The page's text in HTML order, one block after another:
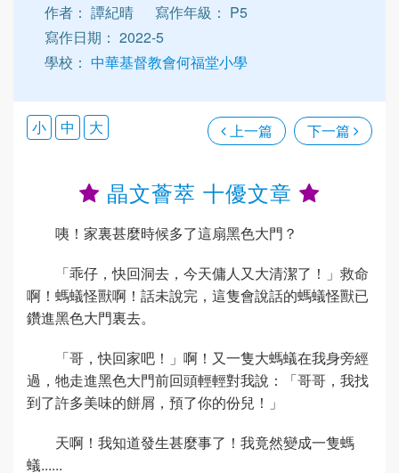
作者： 譚紀晴
寫作年級： P5
寫作日期： 2022-5
學校： 中華基督教會何福堂小學
上一篇 下一篇
小 中 大
晶文薈萃 十優文章
咦！家裏甚麼時候多了這扇黑色大門？
「乖仔，快回洞去，今天傭人又大清潔了！」救命
啊！螞蟻怪獸啊！話未說完，這隻會說話的螞蟻怪獸已
鑽進黑色大門裏去。
「哥，快回家吧！」啊！又一隻大螞蟻在我身旁經
過，牠走進黑色大門前回頭輕輕對我說：「哥哥，我找
到了許多美味的餅屑，預了你的份兒！」
天啊！我知道發生甚麼事了！我竟然變成一隻螞
蟻......